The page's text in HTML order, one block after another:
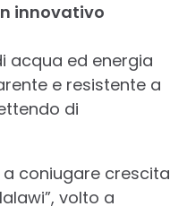
innovativo
acqua ed energia
e resistente a
di
a coniugare crescita
volto a